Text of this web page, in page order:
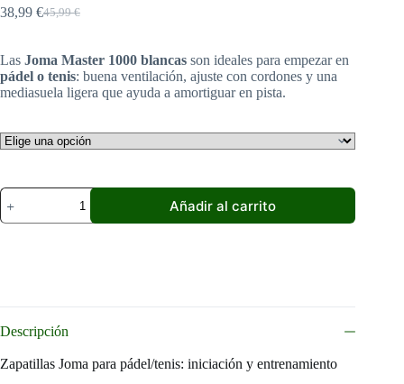
45,99€
El
original
era:
45,99 €.
38,99 €El
actual
es:
38,99 €.
Las Joma Master 1000 blancas son ideales para empezar en
pádel o tenis: buena ventilación, ajuste con cordones y una
mediasuela ligera que ayuda a amortiguar en pista.
Zapatillas
de
pádel
Añadir al carrito
Descripción
Zapatillas Joma para pádel/tenis: iniciación y entrenamiento